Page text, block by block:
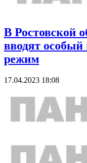
В Ростовской
вводят
режим
17.04.2023 18:08